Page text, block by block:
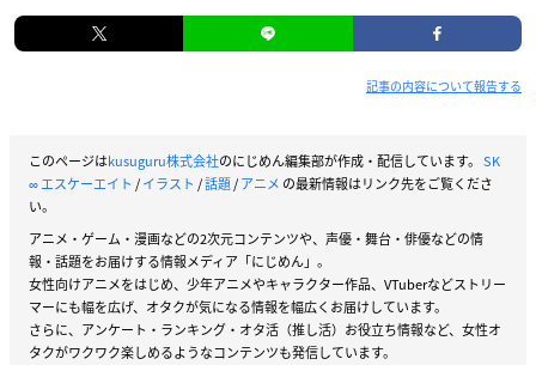
記事の内容について報告する
このページはkusuguru株式会社のにじめん編集部が作成・配信しています。 SK
∞ エスケーエイト /イラスト /話題/アニメ の最新情報はリンク先をご覧くださ
い。
アニメ・ゲーム・漫画などの2次元コンテンツや、声優・舞台・俳優などの情
報・話題をお届けする情報メディア「にじめん」。
女性向けアニメをはじめ、少年アニメやキャラクター作品、VTuberなどストリー
マーにも幅を広げ、オタクが気になる情報を幅広くお届けしています。
さらに、アンケート・ランキング・オタ活（推し活）お役立ち情報など、女性オ
タクがワクワク楽しめるようなコンテンツも発信しています。